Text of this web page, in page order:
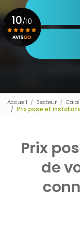
10/10
Voir le certificat
Accueil Secteur
Prix pose et
Prix
de